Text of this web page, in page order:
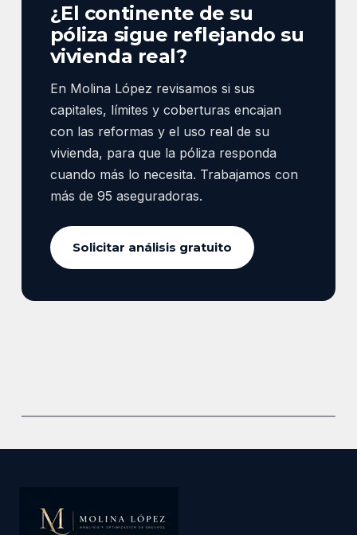
¿El continente de su
póliza sigue reflejando su
vivienda real?
En Molina López revisamos si sus
capitales, límites y coberturas encajan
con las reformas y el uso real de su
vivienda, para que la póliza responda
cuando más lo necesita. Trabajamos con
más de 95 aseguradoras.
Solicitar análisis gratuito